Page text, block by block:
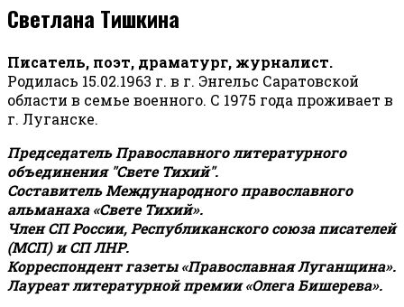
Светлана Тишкина
Писатель, поэт, драматург, журналист.
Родилась 15.02.1963 г. в г. Энгельс Саратовской
области в семье военного. С 1975 года проживает в
г. Луганске.
Председатель Православного литературного
объединения "Свете Тихий".
Составитель Международного православного
альманаха «Свете Тихий».
Член СП России, Республиканского союза писателей
(МСП) и СП ЛНР.
Корреспондент газеты «Православная Луганщина».
Лауреат литературной премии «Олега Бишерева».